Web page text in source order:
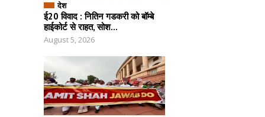
देश
ई20 विवाद : नितिन गडकरी को बॉम्बे
हाईकोर्ट से राहत, सोश...
August 5, 2026